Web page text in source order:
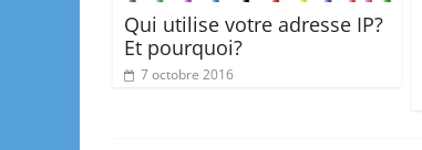
Qui utilise votre adresse IP?
Et pourquoi?
7 octobre 2016